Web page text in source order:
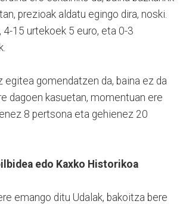
prezioak aldatu egingo dira, noski.
4-15 urtekoek 5 euro, eta 0-3
egitea gomendatzen da, baina ez da
dagoen kasuetan, momentuan ere
8 pertsona eta gehienez 20
edo Kaxko Historikoa
emango ditu Udalak, bakoitza bere